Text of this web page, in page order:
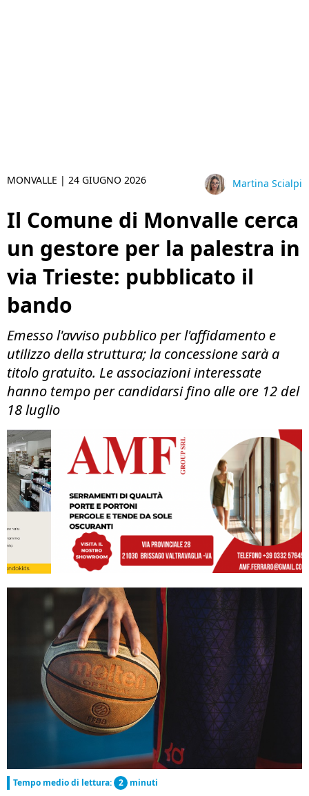
MONVALLE | 24 GIUGNO 2026 Martina Scialpi
Il Comune di Monvalle cerca
un gestore per la palestra in
via Trieste: pubblicato il
bando
Emesso l'avviso pubblico per l'affidamento e
utilizzo della struttura; la concessione sarà a
titolo gratuito. Le associazioni interessate
hanno tempo per candidarsi fino alle ore 12 del
18 luglio
Tempo medio di lettura: 2 minuti